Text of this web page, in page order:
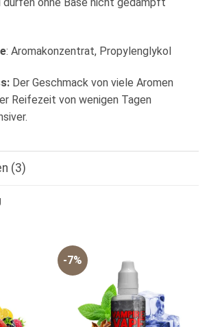
: Aromakonzentrat, Propylenglykol
Der Geschmack von viele Aromen
Reifezeit von wenigen Tagen
(3)
-7%